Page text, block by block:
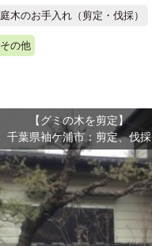
庭木のお手入れ（剪定・伐採）
その他
【グミの木を剪定】
千葉県袖ケ浦市：剪定、伐採